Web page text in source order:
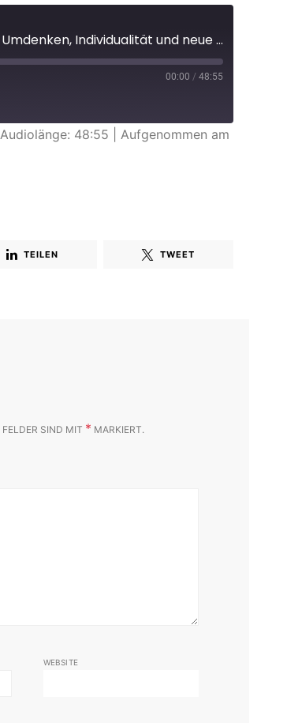
Episode 12: Hendrik Epe zum Umdenken, Individualität und neue Hierarchien
00:00 / 48:55
Audiolänge: 48:55
Aufgenommen am
TEILEN TWEET
FELDER SIND MIT * MARKIERT.
WEBSITE